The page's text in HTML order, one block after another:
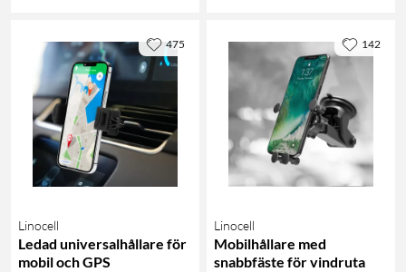
Linocell
Ledad universalhållare för
mobil och GPS
475
Linocell
Mobilhållare med
snabbfäste för vindruta
142